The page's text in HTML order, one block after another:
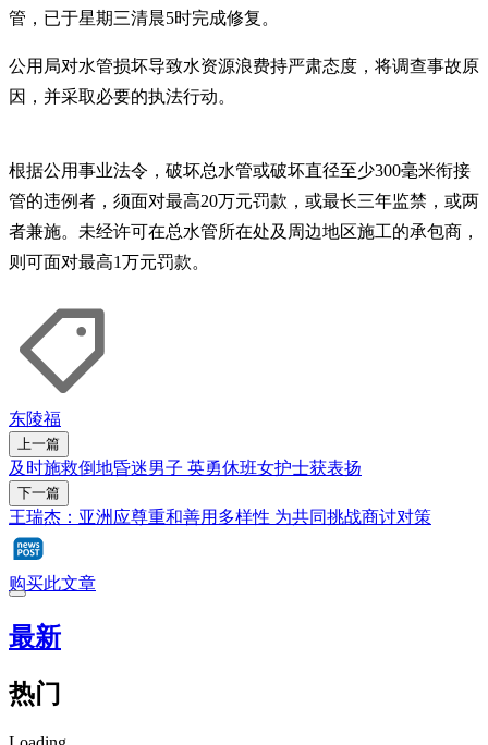
管，已于星期三清晨5时完成修复。
公用局对水管损坏导致水资源浪费持严肃态度，将调查事故原
因，并采取必要的执法行动。
根据公用事业法令，破坏总水管或破坏直径至少300毫米衔接
管的违例者，须面对最高20万元罚款，或最长三年监禁，或两
者兼施。未经许可在总水管所在处及周边地区施工的承包商，
则可面对最高1万元罚款。
东陵福
上一篇
及时施救倒地昏迷男子 英勇休班女护士获表扬
下一篇
王瑞杰：亚洲应尊重和善用多样性 为共同挑战商讨对策
购买此文章
最新
热门